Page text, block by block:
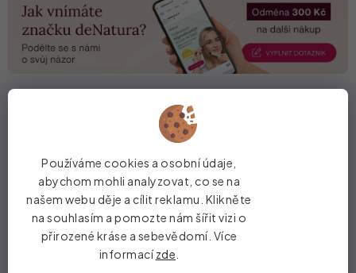
Používáme cookies a osobní údaje,
abychom mohli analyzovat, co se na
našem webu děje a cílit reklamu. Klikněte
na souhlasím a pomozte nám šířit vizi o
přirozené kráse a sebevědomí. Více
informacízde
Žijete na Slovensku?
Pak vás jistě potěší, že deNatura je
teď plně k dispozici i slovenským
zákaznicím! Pokud vás zaujala naše
objemová řasenka, můžete si ji
snadno objednat na našem